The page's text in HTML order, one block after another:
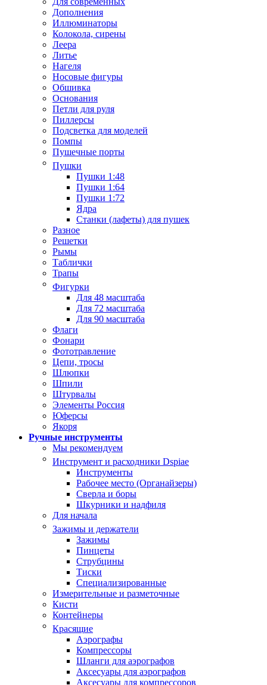
Дополнения
Иллюминаторы
Колокола, сирены
Леера
Литье
Нагеля
Носовые фигуры
Обшивка
Основания
Петли для руля
Пиллерсы
Подсветка для моделей
Помпы
Пушечные порты
Пушки
Пушки 1:48
Пушки 1:64
Пушки 1:72
Ядра
Станки (лафеты) для пушек
Разное
Решетки
Рымы
Таблички
Трапы
Фигурки
Для 48 масштаба
Для 72 масштаба
Для 90 масштаба
Флаги
Фонари
Фототравление
Цепи, тросы
Шлюпки
Шпили
Штурвалы
Элементы Россия
Юферсы
Якоря
Ручные инструменты
Мы рекомендуем
Инструмент и расходники Dspiae
Инструменты
Рабочее место (Органайзеры)
Сверла и боры
Шкурники и надфиля
Для начала
Зажимы и держатели
Зажимы
Пинцеты
Струбцины
Тиски
Специализированные
Измерительные и разметочные
Кисти
Контейнеры
Красящие
Аэрографы
Компрессоры
Шланги для аэрографов
Аксесуары для аэрографов
Аксесуары для компрессоров